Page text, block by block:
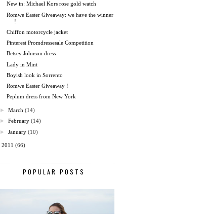
New in: Michael Kors rose gold watch
Romwe Easter Giveaway: we have the winner
!
Chiffon motorcycle jacket
Pinterest Promdressesale Competition
Betsey Johnson dress
Lady in Mint
Boyish look in Sorrento
Romwe Easter Giveaway !
Peplum dress from New York
►March (14)
►February (14)
►January (10)
2011 (66)
POPULAR POSTS